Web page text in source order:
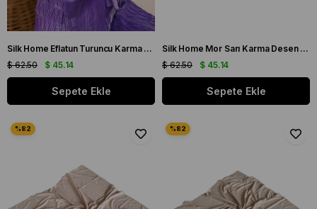
Silk Home Eflatun Turuncu Karma Desen Tivil İpek Eşarp 11424-72
$ 45.14
$ 62.50
Sepete Ekle
Silk Home Mor Sarı Karma Desen Tivil İpek Eşarp 11426-247
$ 45.14
$ 62.50
Sepete Ekle